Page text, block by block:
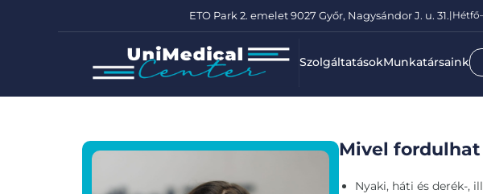
ETO Park 2. emelet 9027 Győr, Nagysándor J. u. 31.|
SzolgáltatásokMunkatársaink
Mivel fordulhat
Nyaki, háti és derék-,